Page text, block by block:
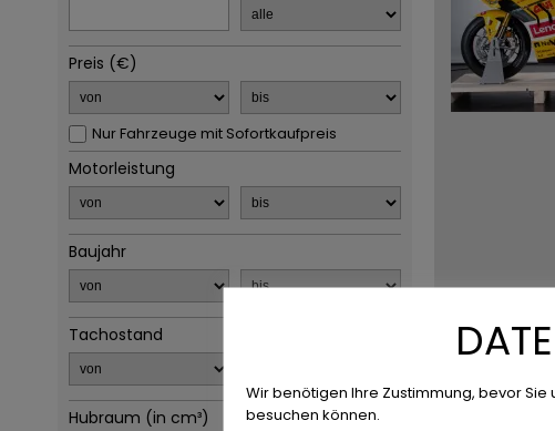
Preis (€)
Nur Fahrzeuge mit Sofortkaufpreis
Motorleistung
Baujahr
Tachostand
Hubraum (in cm³)
Wir benötigen Ihre Zustimmung, bevor
besuchen können.